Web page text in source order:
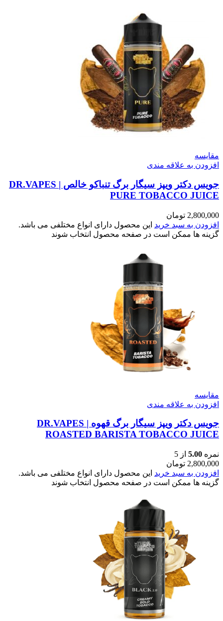
مقایسه
افزودن به علاقه مندی
جویس دکتر ویپز سیگار برگ تنباکو خالص | DR.VAPES
PURE TOBACCO JUICE
2,800,000 تومان
افزودن به سبد خرید این محصول دارای انواع مختلفی می باشد.
گزینه ها ممکن است در صفحه محصول انتخاب شوند
مقایسه
افزودن به علاقه مندی
جویس دکتر ویپز سیگار برگ قهوه | DR.VAPES
ROASTED BARISTA TOBACCO JUICE
نمره 5.00 از 5
2,800,000 تومان
افزودن به سبد خرید این محصول دارای انواع مختلفی می باشد.
گزینه ها ممکن است در صفحه محصول انتخاب شوند